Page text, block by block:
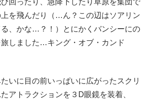
回ったり、急降下したり草原を集団で
を飛んだり（…ん？この辺はソアリン
、かな…？！）とにかくバンシーにの
しました…キング・オブ・カンド
いに目の前いっぱいに広がったスクリ
アトラクションを３D眼鏡を装着、